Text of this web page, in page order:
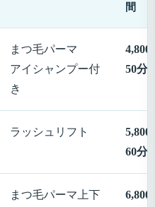
間
まつ毛パーマ
アイシャンプー付
き
4,800
50分
ラッシュリフト
5,800
60分
まつ毛パーマ上下
6,800